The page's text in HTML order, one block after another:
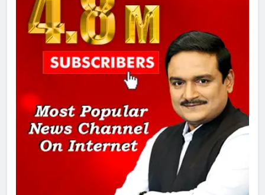
8
सुप्रीम कोर्ट ने राहुल गांधी के ‘वोट चोरी’
के आरोप खारिज किए, शेखपुरा में पीएम की
मां को गाली पर कोर्ट का समन जारी
अमर शहीद ठाकुर रोशन सिंह के नाम पर
स्वरूप रानी नेहरू चिकित्सालय का
नामकरण करने की मांग को लेकर
अनिश्चितकालीन धरना शुरू
289 एकड़ भूमि पर विकसित होगा कार्बन-